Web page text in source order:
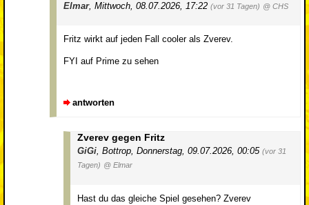
Elmar, Mittwoch, 08.07.2026, 17:22 (vor 31 Tagen) @ CHS
Fritz wirkt auf jeden Fall cooler als Zverev.
FYI auf Prime zu sehen
antworten
Zverev gegen Fritz
GiGi, Bottrop, Donnerstag, 09.07.2026, 00:05 (vor 31
Tagen) @ Elmar
Hast du das gleiche Spiel gesehen? Zverev